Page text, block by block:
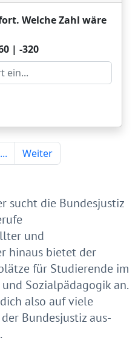
sucht die Bundesjustiz
und
hinaus bietet der
für Studierende im
Sozialpädagogik an.
also auf viele
Bundesjustiz aus-